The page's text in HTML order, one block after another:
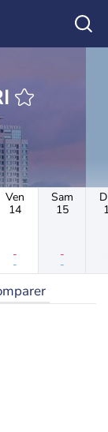
Ven
14
-
-
Sam
15
-
-